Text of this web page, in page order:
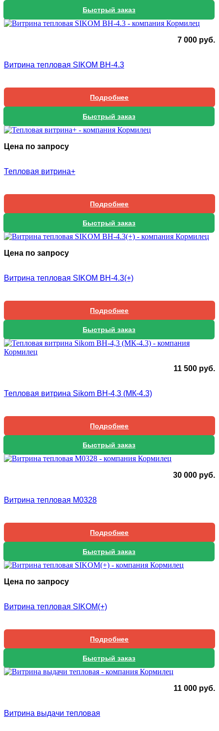
Быстрый заказ
7 000 руб.
Витрина тепловая SIKOM BH-4.3
Подробнее
Быстрый заказ
Цена по запросу
Тепловая витрина+
Подробнее
Быстрый заказ
Цена по запросу
Витрина тепловая SIKOM ВН-4.3(+)
Подробнее
Быстрый заказ
11 500 руб.
Тепловая витрина Sikom ВН-4,3 (МК-4.3)
Подробнее
Быстрый заказ
30 000 руб.
Витрина тепловая М0328
Подробнее
Быстрый заказ
Цена по запросу
Витрина тепловая SIKOM(+)
Подробнее
Быстрый заказ
11 000 руб.
Витрина выдачи тепловая